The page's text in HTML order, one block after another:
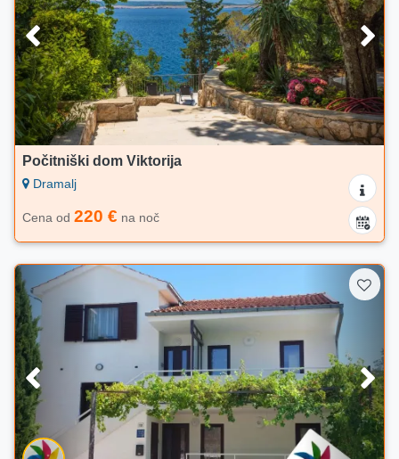
Počitniški dom Viktorija
Dramalj
Cena od 220 € na noč